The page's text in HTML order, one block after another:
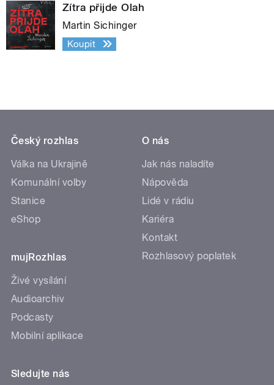
Zítra přijde Olah
Martin Sichinger
Koupit
Český rozhlas
Válka na Ukrajině
Komunální volby
Stanice
eShop
mujRozhlas
Živé vysílání
Audioarchiv
Podcasty
Mobilní aplikace
O nás
Jak nás naladíte
Nápověda
Lidé v rádiu
Kariéra
Kontakt
Rozhlasový poplatek
Sledujte nás